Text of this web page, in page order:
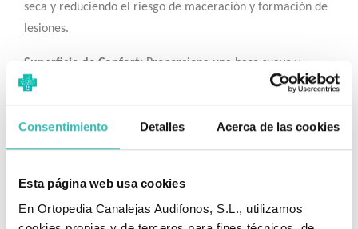
Consentimiento Detalles Acerca de las cookies
Esta página web usa cookies
En Ortopedia Canalejas Audifonos, S.L., utilizamos
seca y reduciendo el riesgo de maceración y formación de
lesiones.
Superficie de Confort: Proporciona una base suave y
cómoda para aquellos que necesitan permanecer en la
misma posición, asegurando la protección efectiva de la
piel en áreas de apoyo.
Multi-Medida y Uso:
estándar (50×70 cm, 70×90 cm) y ofrecemos la opción de